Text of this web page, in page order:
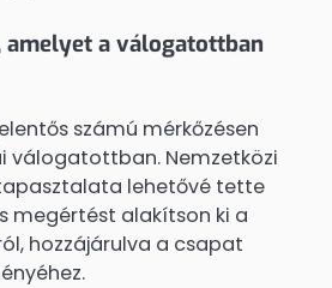
amelyet a válogatottban
számú mérkőzésen
válogatottban. Nemzetközi
lehetővé tette
megértést alakítson ki a
hozzájárulva a csapat